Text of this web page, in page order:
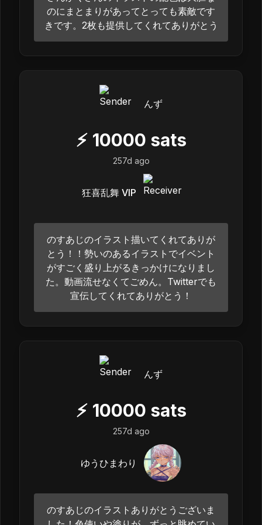
のにまとまりがあってとっても素敵です
きです。2枚も提供してくれてありがとう
んず
⚡ 10000 sats
257d ago
狂喜乱舞 VIP
のすあじのイラスト描いてくれてありが
とう！！勢いのあるイラストでイベント
がすごく盛り上がるきっかけになりまし
た。動画流せなくてごめん。Twitterでも
宣伝してくれてありがとう！
んず
⚡ 10000 sats
257d ago
ゆうひまわり
のすあじのイラストありがとうございま